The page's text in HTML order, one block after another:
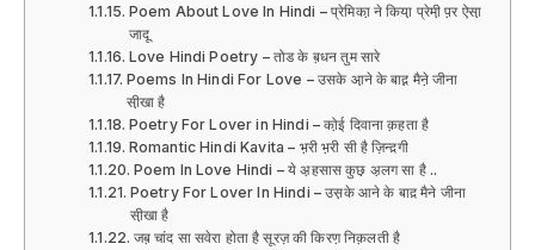
Poem About Love In Hindi – प्रेमिका़ ने किया़ प्रेमी़ प़र ऐसा़
जादू
Love Hindi Poetry – तोड के ब़धन तुम सारे
Poems In Hindi For Love – उसके आ़ने के बाद़़ मैने़ जीना
सी़खा है
Poetry For Lover in Hindi – को़ई दिवाना क़हता है
Romantic Hindi Kavita – भ़री भ़री सी है ज़िन्द़गी
Poem In Love Hindi – ये अ़हसास कुछ़ अ़लग सा है ..
Poetry For Lover In Hindi – उस़के आने के बाद़ मैने जीना
सी़खा है
जब़ चांद सा सवेरा होता है सूरज़ की किरण़ निक़लती है